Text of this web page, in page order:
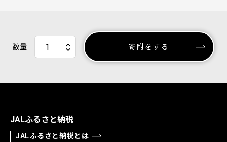
数量 寄附をする
JALふるさと納税
JALふるさと納税とは